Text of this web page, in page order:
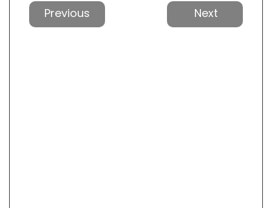
Anterior